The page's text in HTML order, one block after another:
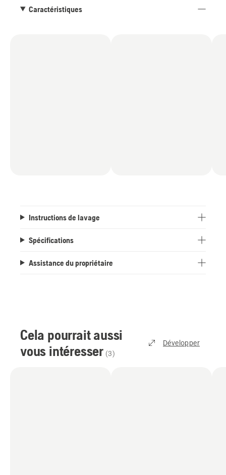
isolation moyenne, contribuant à maintenir une
Caractéristiques
Instructions de lavage
Spécifications
Assistance du propriétaire
Cela pourrait aussi
vous intéresser (3)
Développer